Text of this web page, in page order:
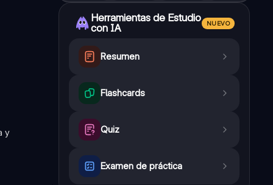
y
Herramientas de Estudio
con IA
NUEVO
Resumen
Flashcards
Quiz
Examen de práctica